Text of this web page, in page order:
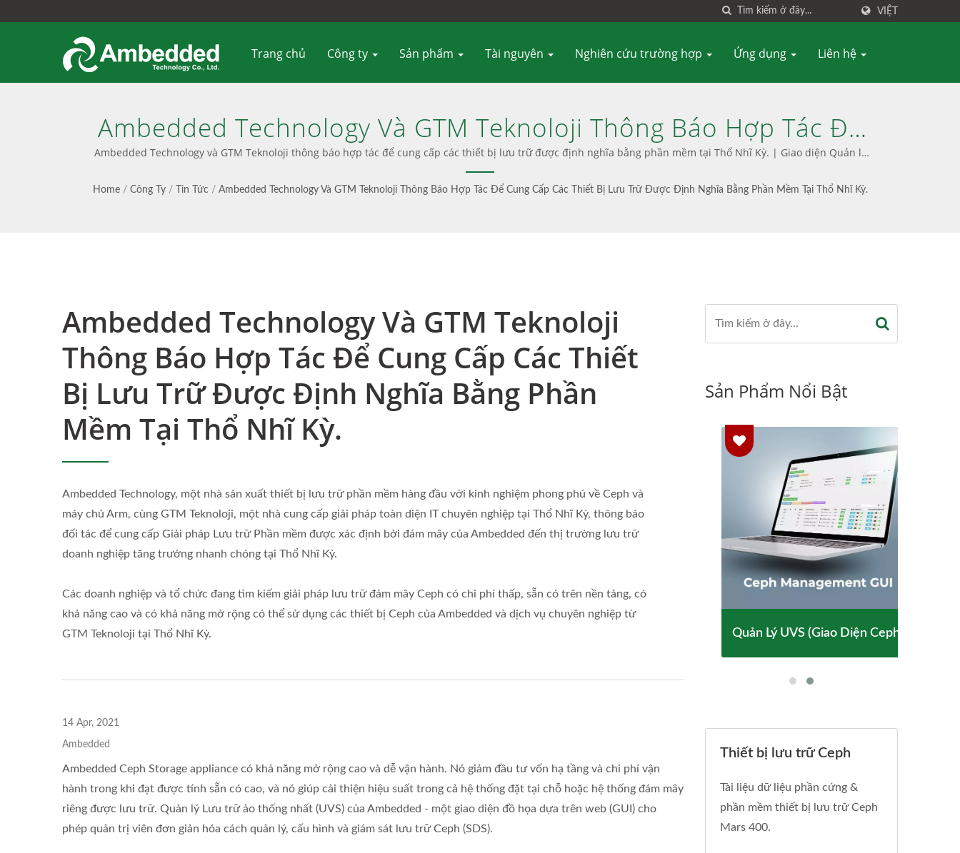
VIỆT
Trang chủ Công ty Sản phẩm Tài nguyên Nghiên cứu trường hợp Ứng dụng Liên hệ
Ambedded Technology Và GTM Teknoloji Thông Báo Hợp Tác Để
Cung Cấp Các Thiết Bị Lưu Trữ Được Định Nghĩa Bằng Phần Mềm
Tại Thổ Nhĩ Kỳ. | Lưu Trữ Khối, Tệp & Đối Tượng S3 Thống Nhất -
Ambedded Technology và GTM Teknoloji thông báo hợp tác để cung cấp các thiết bị lưu trữ được định nghĩa bằng phần mềm tại Thổ Nhĩ Kỳ. | Giao diện Quản lý
Ceph Thân thiện với Người dùng
Home / Công Ty / Tin Tức / Ambedded Technology Và GTM Teknoloji Thông Báo Hợp Tác Để Cung Cấp Các Thiết Bị Lưu Trữ Được Định Nghĩa Bằng Phần Mềm Tại Thổ Nhĩ Kỳ.
Ambedded Technology Và GTM Teknoloji
Thông Báo Hợp Tác Để Cung Cấp Các Thiết
Bị Lưu Trữ Được Định Nghĩa Bằng Phần
Mềm Tại Thổ Nhĩ Kỳ.
Ambedded Technology, một nhà sản xuất thiết bị lưu trữ phần mềm hàng đầu với kinh nghiệm phong phú về Ceph và
máy chủ Arm, cùng GTM Teknoloji, một nhà cung cấp giải pháp toàn diện IT chuyên nghiệp tại Thổ Nhĩ Kỳ, thông báo
đối tác để cung cấp Giải pháp Lưu trữ Phần mềm được xác định bởi đám mây của Ambedded đến thị trường lưu trữ
doanh nghiệp tăng trưởng nhanh chóng tại Thổ Nhĩ Kỳ.
Các doanh nghiệp và tổ chức đang tìm kiếm giải pháp lưu trữ đám mây Ceph có chi phí thấp, sẵn có trên nền tảng, có
khả năng cao và có khả năng mở rộng có thể sử dụng các thiết bị Ceph của Ambedded và dịch vụ chuyên nghiệp từ
GTM Teknoloji tại Thổ Nhĩ Kỳ.
14 Apr, 2021
Ambedded
Ambedded Ceph Storage appliance có khả năng mở rộng cao và dễ vận hành. Nó giảm đầu tư vốn hạ tầng và chi phí vận
hành trong khi đạt được tính sẵn có cao, và nó giúp cải thiện hiệu suất trong cả hệ thống đặt tại chỗ hoặc hệ thống đám mây
riêng được lưu trữ. Quản lý Lưu trữ ảo thống nhất (UVS) của Ambedded - một giao diện đồ họa dựa trên web (GUI) cho
phép quản trị viên đơn giản hóa cách quản lý, cấu hình và giám sát lưu trữ Ceph (SDS).
Sản Phẩm Nổi Bật
Ceph Trên ARM 64 Quản Lý UVS (Giao Diện Ceph)
Thiết bị lưu trữ Ceph
Tài liệu dữ liệu phần cứng &
phần mềm thiết bị lưu trữ Ceph
Mars 400.